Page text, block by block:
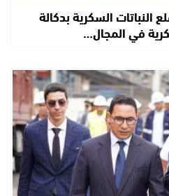
السكرية بدكالة
في المجال…